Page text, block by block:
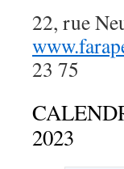
22, rue
23 75
2023